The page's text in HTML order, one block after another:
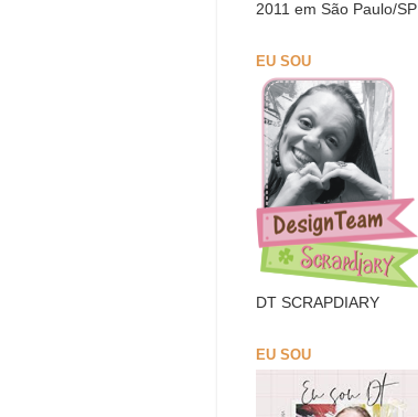
2011 em São Paulo/SP
EU SOU
DT SCRAPDIARY
EU SOU